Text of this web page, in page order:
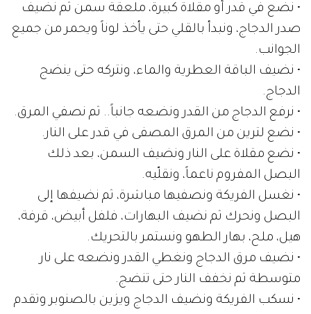
• نضع في قدر أو مقلاة كبيرة، ملعقة سمن ثم نضيف
صدر الدجاج، ونبدأ بالقلي حتى يأخذ لوناً ويحمر من جميع
الجوانب.
• نضيف الباقة العطرية والماء، ونتركه حتى ينضج
الدجاج.
• نرفع الدجاج من القدر ونضعه جانباً.. ثم نصفي المرق.
• نضع لترين من المرق المصفى في قدر على النار.
• نضع مقلاة على النار ونضيف السمن، بعد ذلك
البصل المفروم ناعماً، ونقلّيه.
• نغسل الفريكة ونصفيها مباشرة، ثم نضيفها إلى
البصل ونحرك ثم نضيف البهارات، فلفل أبيض، قرفة،
هيل، ملح، بهار الطهو ونستمر بالتحريك.
• نضيف مرق الدجاج ونغطي القدر ونضعه على نار
متوسطة ثم نخفف النار حتى تنضج.
• نسكب الفريكة ونضيف الدجاج ويزين بالصنوبر وتقدم